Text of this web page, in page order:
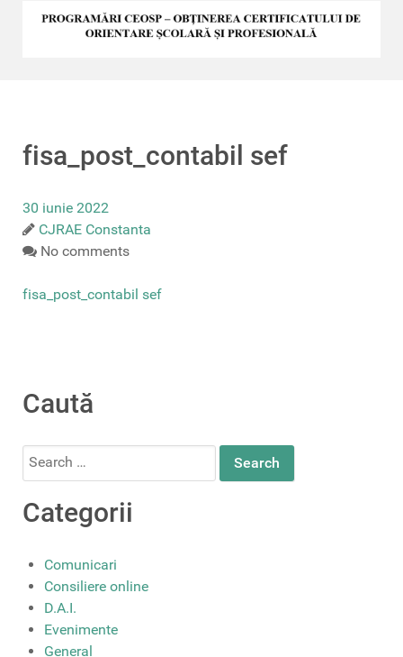
fisa_post_contabil sef
30 iunie 2022
CJRAE Constanta
No comments
fisa_post_contabil sef
Caută
Search
Categorii
Comunicari
Consiliere online
D.A.I.
Evenimente
General